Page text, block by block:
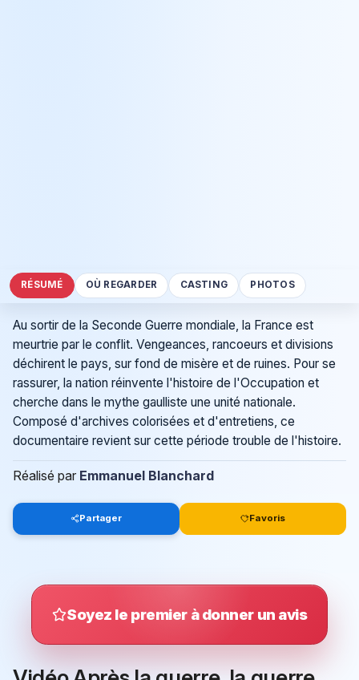
RÉSUMÉ OÙ REGARDER CASTING PHOTOS
Au sortir de la Seconde Guerre mondiale, la France est
meurtrie par le conflit. Vengeances, rancoeurs et divisions
déchirent le pays, sur fond de misère et de ruines. Pour se
rassurer, la nation réinvente l'histoire de l'Occupation et
cherche dans le mythe gaulliste une unité nationale.
Composé d'archives colorisées et d'entretiens, ce
documentaire revient sur cette période trouble de l'histoire.
Réalisé par Emmanuel Blanchard
Partager Favoris
Soyez le premier à donner un avis